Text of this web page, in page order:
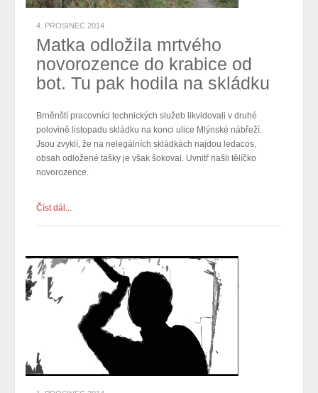
4. PROSINEC 2014
Matka odložila mrtvého
novorozence do krabice od
bot. Tu pak hodila na skládku
Brněnští pracovníci technických služeb likvidovali v druhé
polovině listopadu skládku na konci ulice Mlýnské nábřeží.
Jsou zvyklí, že na nelegálních skládkách najdou ledacos,
obsah odložené tašky je však šokoval. Uvnitř našli tělíčko
novorozence.
Číst dál...